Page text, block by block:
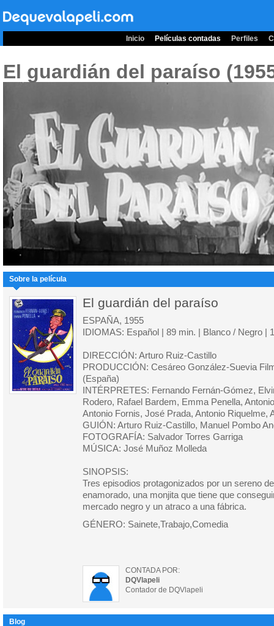
Inicio Películas contadas Perfiles
El guardián del paraíso
Sobre la película
El guardián del paraíso
ESPAÑA, 1955
IDIOMAS: Español | 89 min. | Blanco / Negro |
DIRECCIÓN: Arturo Ruiz-Castillo
PRODUCCIÓN: Cesáreo González-Suevia
(España)
INTÉRPRETES: Fernando Fernán-Gómez,
Rodero, Rafael Bardem, Emma Penella,
Antonio Fornis, José Prada, Antonio Riquelme,
GUIÓN: Arturo Ruiz-Castillo, Manuel Pombo
FOTOGRAFÍA: Salvador Torres Garriga
MÚSICA: José Muñoz Molleda
SINOPSIS:
Tres episodios protagonizados por un sereno
enamorado, una monjita que tiene que
mercado negro y un atraco a una fábrica.
GÉNERO: Sainete,Trabajo,Comedia
CONTADA POR:
DQVlapeli
Contador de DQVlapeli
Blog